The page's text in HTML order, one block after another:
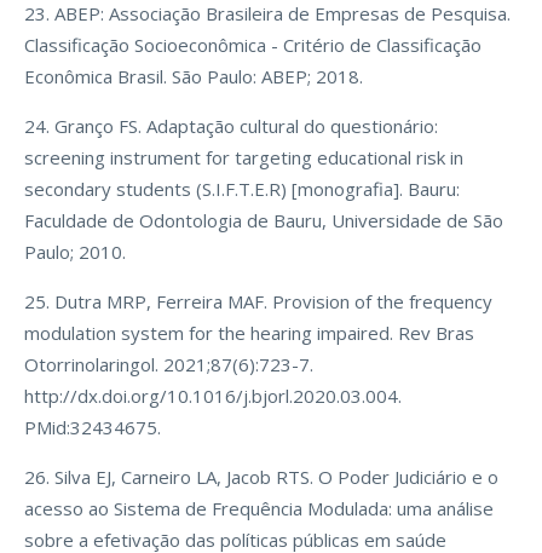
23. ABEP: Associação Brasileira de Empresas de Pesquisa.
Classificação Socioeconômica - Critério de Classificação
Econômica Brasil. São Paulo: ABEP; 2018.
24. Granço FS. Adaptação cultural do questionário:
screening instrument for targeting educational risk in
secondary students (S.I.F.T.E.R) [monografia]. Bauru:
Faculdade de Odontologia de Bauru, Universidade de São
Paulo; 2010.
25. Dutra MRP, Ferreira MAF. Provision of the frequency
modulation system for the hearing impaired. Rev Bras
Otorrinolaringol. 2021;87(6):723-7.
http://dx.doi.org/10.1016/j.bjorl.2020.03.004.
PMid:32434675.
26. Silva EJ, Carneiro LA, Jacob RTS. O Poder Judiciário e o
acesso ao Sistema de Frequência Modulada: uma análise
sobre a efetivação das políticas públicas em saúde